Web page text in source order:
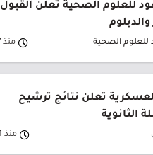
للعلوم الصحية تعلن القبول
الصحية منذ 7 أشهر
تعلن نتائج ترشيح
الثانوية
منذ 11 شهر